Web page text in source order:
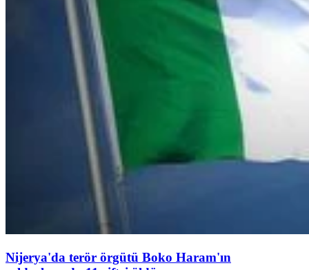
Nijerya'da terör örgütü Boko Haram'ın